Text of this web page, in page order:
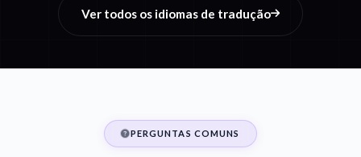
Ver todos os idiomas de tradução
PERGUNTAS COMUNS